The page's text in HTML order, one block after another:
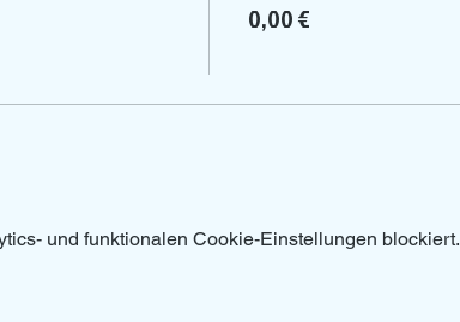
0,00 €
und funktionalen Cookie-Einstellungen blockiert.